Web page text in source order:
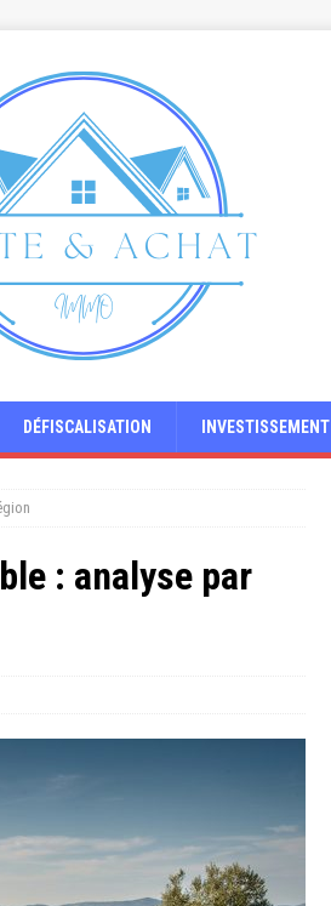
DÉFISCALISATION INVESTISSEMENT
: analyse par